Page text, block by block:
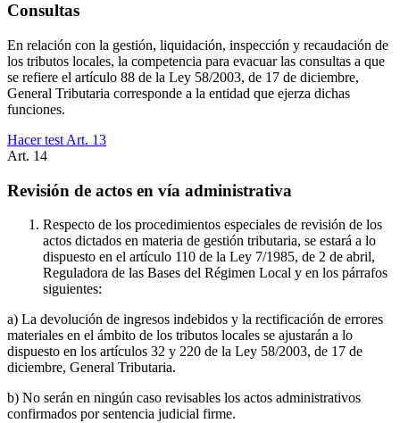
Consultas
En relación con la gestión, liquidación, inspección y recaudación de
los tributos locales, la competencia para evacuar las consultas a que
se refiere el artículo 88 de la Ley 58/2003, de 17 de diciembre,
General Tributaria corresponde a la entidad que ejerza dichas
funciones.
Hacer test Art. 13
Art. 14
Revisión de actos en vía administrativa
Respecto de los procedimientos especiales de revisión de los
actos dictados en materia de gestión tributaria, se estará a lo
dispuesto en el artículo 110 de la Ley 7/1985, de 2 de abril,
Reguladora de las Bases del Régimen Local y en los párrafos
siguientes:
a) La devolución de ingresos indebidos y la rectificación de errores
materiales en el ámbito de los tributos locales se ajustarán a lo
dispuesto en los artículos 32 y 220 de la Ley 58/2003, de 17 de
diciembre, General Tributaria.
b) No serán en ningún caso revisables los actos administrativos
confirmados por sentencia judicial firme.